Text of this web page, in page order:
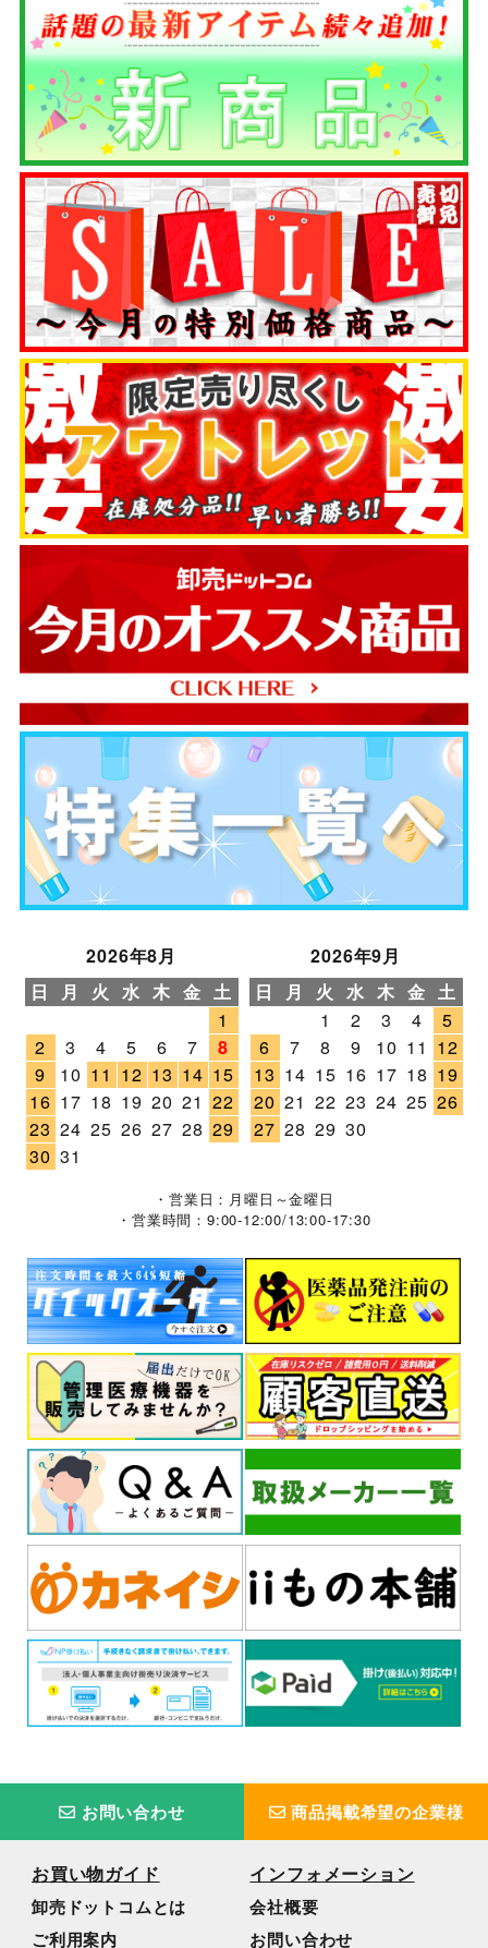
2026年8月
日
月 火 水 木 金 土
1
2
3 4 5 6 7
8
9
10 11 12 13 14 15
16 17 18 19 20 21 22
23 24 25 26 27 28 29
30 31
2026年9月
日
月 火 水 木 金 土
1
2 3 4
5
6
7 8 9 10 11 12
13 14 15 16 17 18 19
20 21 22 23 24 25 26
27 28 29 30
・営業日：月曜日～金曜日
・営業時間：9:00-12:00/13:00-17:30
お問い合わせ 商品掲載希望の企業様
お買い物ガイド
卸売ドットコムとは
ご利用案内
インフォメーション
会社概要
お問い合わせ